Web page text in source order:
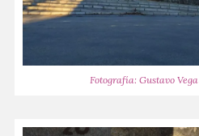
Fotografía: Gustavo Vega